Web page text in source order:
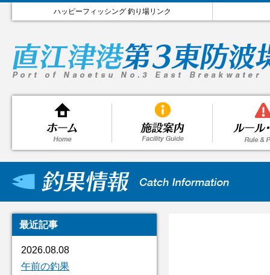
ハッピーフィッシング 釣り場リンク
最近記事
2026.08.08
午前の釣果